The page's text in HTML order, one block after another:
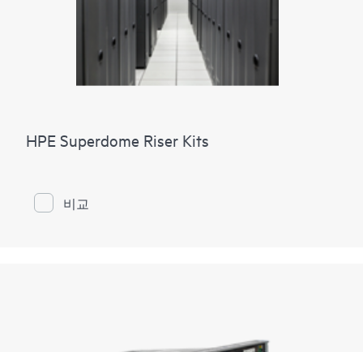
HPE Superdome Riser Kits
비교